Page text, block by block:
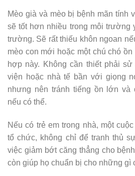
Mèo già và mèo bị bệnh mãn tính
sẽ tốt hơn nhiều trong môi trường
trường. Sẽ rất thiếu khôn ngoan
mèo con mới hoặc một chú chó
hợp này. Không cần thiết phải
viện hoặc nhà tế bần với giọng
nhưng nên tránh tiếng ồn lớn và
nếu có thể.
Nếu có trẻ em trong nhà, một
tổ chức, không chỉ để tranh thủ
việc giảm bớt căng thẳng cho
còn giúp họ chuẩn bị cho những gì